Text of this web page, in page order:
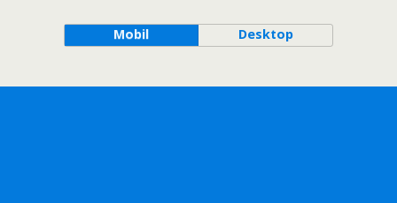
Mobil Desktop